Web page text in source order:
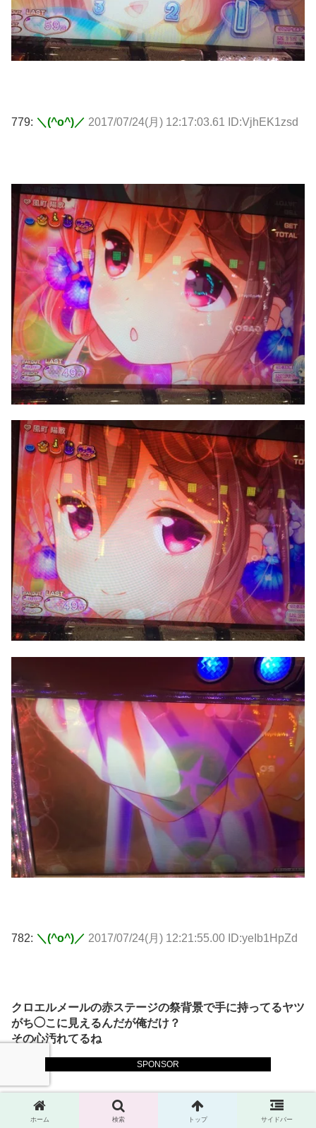
SPONSOR
779: ＼(^o^)／ 2017/07/24(月) 12:17:03.61 ID:VjhEK1zsd
782: ＼(^o^)／ 2017/07/24(月) 12:21:55.00 ID:yeIb1HpZd
クロエルメールの赤ステージの祭背景で手に持ってるヤツ
がち◯こに見えるんだが俺だけ？
その心汚れてるね
783:＼(^o^)／ 2017/07/24(月) 12:23:35.55 ID:PvjFAZ100
ホーム 検索 トップ サイドバー